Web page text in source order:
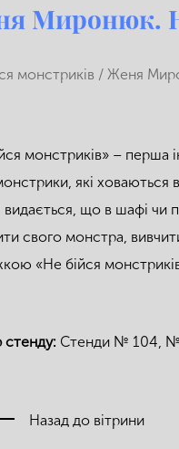
Миронюк.
монстриків / Женя
монстриків» – перша
які
видається, що в шафі чи
свого монстра,
«Не бійся
Стенди № 104, №
Назад до вітрини